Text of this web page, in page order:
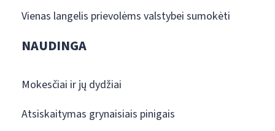
Vienas langelis prievolėms valstybei sumokėti
NAUDINGA
Mokesčiai ir jų dydžiai
Atsiskaitymas grynaisiais pinigais